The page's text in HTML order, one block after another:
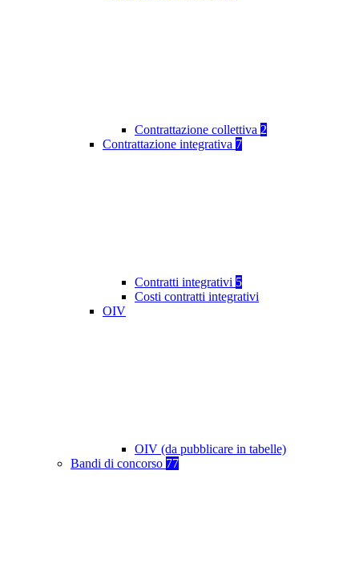
Contrattazione collettiva 2
Contrattazione integrativa 7
Contratti integrativi 5
Costi contratti integrativi
OIV
OIV (da pubblicare in tabelle)
Bandi di concorso 77